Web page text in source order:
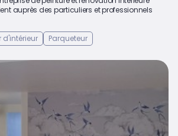
auprès des particuliers et professionnels
d'intérieur Parqueteur